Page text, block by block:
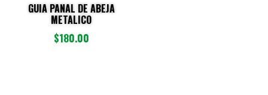
GUIA PANAL DE ABEJA
METALICO
$180.00